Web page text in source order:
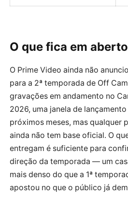
O que fica em aberto
O Prime Video ainda não
para a 2ª temporada de Off
gravações em andamento no
2026, uma janela de
próximos meses, mas qualquer
ainda não tem base oficial. O
entregam é suficiente para
direção da temporada — um
mais denso do que a 1ª
apostou no que o público já